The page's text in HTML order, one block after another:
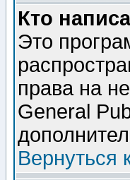
Кто
Это
права на
General
Вернуться